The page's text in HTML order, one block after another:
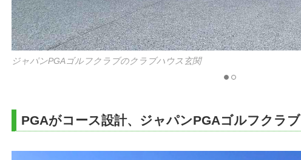
ジャパンPGAゴルフクラブのクラブハウス玄関
PGAがコース設計、ジャパンPGAゴルフクラブ